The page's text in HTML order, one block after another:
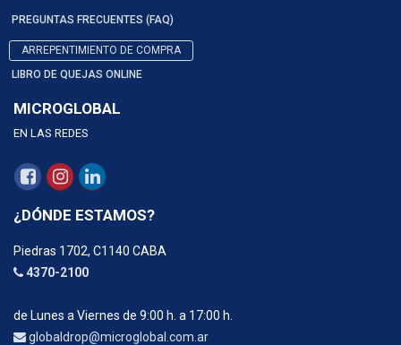
PREGUNTAS FRECUENTES (FAQ)
ARREPENTIMIENTO DE COMPRA
LIBRO DE QUEJAS ONLINE
MICROGLOBAL
EN LAS REDES
¿DÓNDE ESTAMOS?
Piedras 1702, C1140 CABA
4370-2100
de Lunes a Viernes de 9:00 h. a 17:00 h.
globaldrop@microglobal.com.ar